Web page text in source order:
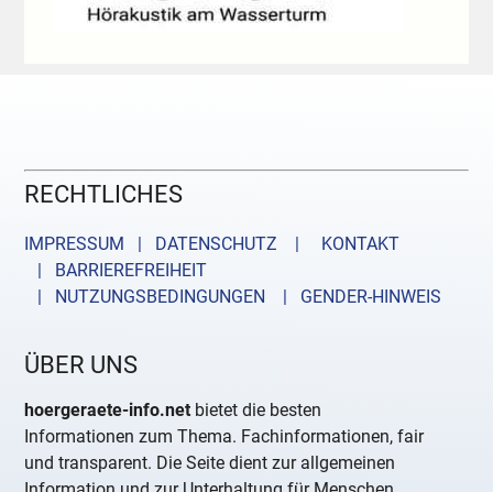
RECHTLICHES
IMPRESSUM | DATENSCHUTZ |
KONTAKT
| BARRIEREFREIHEIT
| NUTZUNGSBEDINGUNGEN
| GENDER-HINWEIS
ÜBER UNS
hoergeraete-info.net bietet die besten
Informationen zum Thema. Fachinformationen, fair
und transparent. Die Seite dient zur allgemeinen